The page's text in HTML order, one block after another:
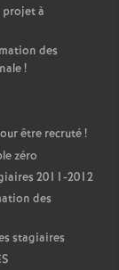
projet à
des
!
être recruté!
zéro
2011-2012
des
stagiaires